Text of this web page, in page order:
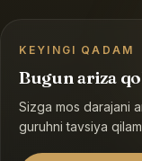
KEYINGI QADAM
Bugun ariza
Sizga mos darajani
guruhni tavsiya